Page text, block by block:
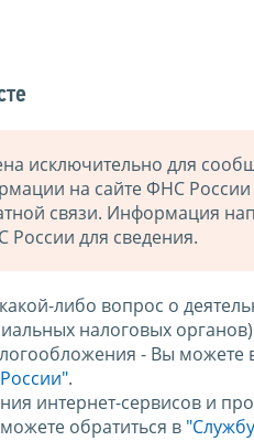
исключительно для
на сайте ФНС
связи. Информация
России для сведения.
либо вопрос о
налоговых
- Вы можете
.
интернет-сервисов и
обратиться в